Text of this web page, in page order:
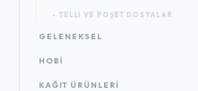
- TELLI VE POŞET DOSYALAR
GELENEKSEL
HOBİ
KAĞIT ÜRÜNLERI